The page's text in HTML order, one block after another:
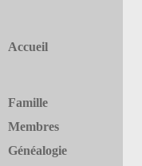
Accueil
Famille
Membres
Généalogie